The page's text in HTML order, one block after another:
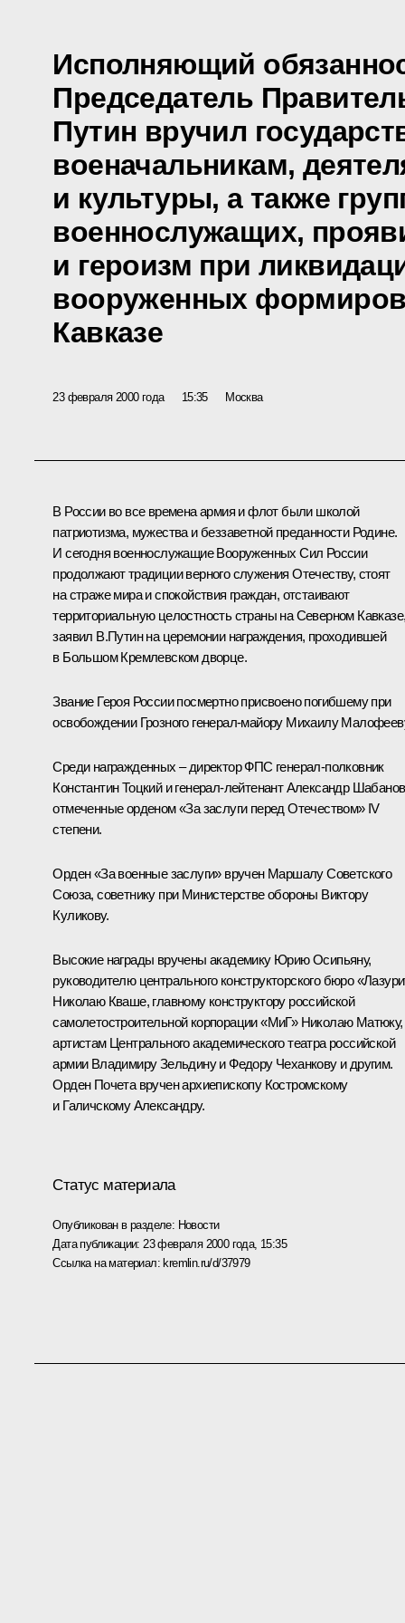
Исполняющий
Председатель
Путин вручил
военачальникам,
и культуры, а также
военнослужащих,
и героизм при
вооруженных
Кавказе
23 февраля 2000 года 15:35 Москва
В России во все времена армия и флот были школой
патриотизма, мужества и беззаветной преданности Родине.
И сегодня военнослужащие Вооруженных Сил России
продолжают традиции верного служения Отечеству, стоят
на страже мира и спокойствия граждан, отстаивают
территориальную целостность страны на Северном
заявил В.Путин на церемонии награждения, проходившей
в Большом Кремлевском дворце.
Звание Героя России посмертно присвоено погибшему при
освобождении Грозного генерал-майору Михаилу
Среди награжденных – директор ФПС генерал-полковник
Константин Тоцкий и генерал-лейтенант Александр
отмеченные орденом «За заслуги перед Отечеством» IV
степени.
Орден «За военные заслуги» вручен Маршалу Советского
Союза, советнику при Министерстве обороны Виктору
Куликову.
Высокие награды вручены академику Юрию Осипьяну,
руководителю центрального конструкторского бюро
Николаю Кваше, главному конструктору российской
самолетостроительной корпорации «МиГ» Николаю Матюку,
артистам Центрального академического театра российской
армии Владимиру Зельдину и Федору Чеханкову и другим.
Орден Почета вручен архиепископу Костромскому
и Галичскому Александру.
Статус материала
Опубликован в разделе: Новости
Дата публикации: 23 февраля 2000 года, 15:35
Ссылка на материал:kremlin.ru/d/37979